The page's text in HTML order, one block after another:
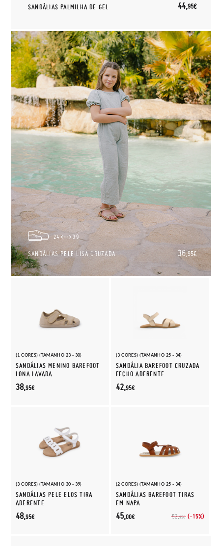
SANDÁLIAS PALMILHA DE GEL 44,95€
24 39
SANDÁLIAS PELE LISA CRUZADA 36,95€
(1 CORES) (TAMANHO 23 - 30)
SANDÁLIAS MENINO BAREFOOT
LONA LAVADA
38,95€
(3 CORES) (TAMANHO 25 - 34)
SANDÁLIA BAREFOOT CRUZADA
FECHO ADERENTE
42,95€
(3 CORES) (TAMANHO 30 - 39)
SANDÁLIAS PELE ELOS TIRA
ADERENTE
48,95€
(2 CORES) (TAMANHO 25 - 34)
SANDÁLIAS BAREFOOT TIRAS
EM NAPA
52,95€ (-15%)
45,00€